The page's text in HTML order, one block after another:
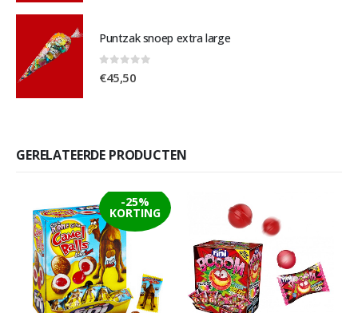
Puntzak snoep extra large
0out of 5
€45,50
GERELATEERDE PRODUCTEN
-25%
KORTING